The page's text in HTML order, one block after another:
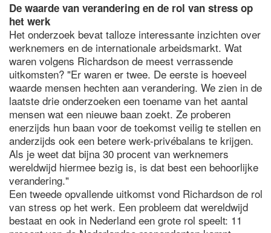
De waarde van verandering en de rol van stress op
het werk
Het onderzoek bevat talloze interessante inzichten over
werknemers en de internationale arbeidsmarkt. Wat
waren volgens Richardson de meest verrassende
uitkomsten? "Er waren er twee. De eerste is hoeveel
waarde mensen hechten aan verandering. We zien in de
laatste drie onderzoeken een toename van het aantal
mensen wat een nieuwe baan zoekt. Ze proberen
enerzijds hun baan voor de toekomst veilig te stellen en
anderzijds ook een betere werk-privébalans te krijgen.
Als je weet dat bijna 30 procent van werknemers
wereldwijd hiermee bezig is, is dat best een behoorlijke
verandering."
Een tweede opvallende uitkomst vond Richardson de rol
van stress op het werk. Een probleem dat wereldwijd
bestaat en ook in Nederland een grote rol speelt: 11